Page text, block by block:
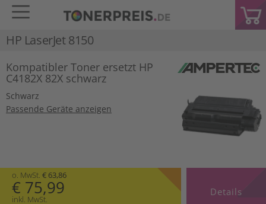
HP LaserJet 8150
Kompatibler Toner ersetzt HP
C4182X 82X schwarz
Schwarz
Passende Geräte anzeigen
o. MwSt. € 63,86
€ 75,99
inkl. MwSt.
Details